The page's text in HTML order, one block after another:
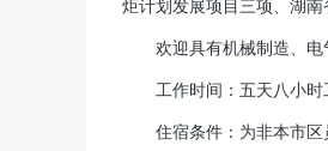
炬计划发展项目三项、湖南
欢迎具有机械制造、电气
工作时间：五天八小时
住宿条件：为非本市区员